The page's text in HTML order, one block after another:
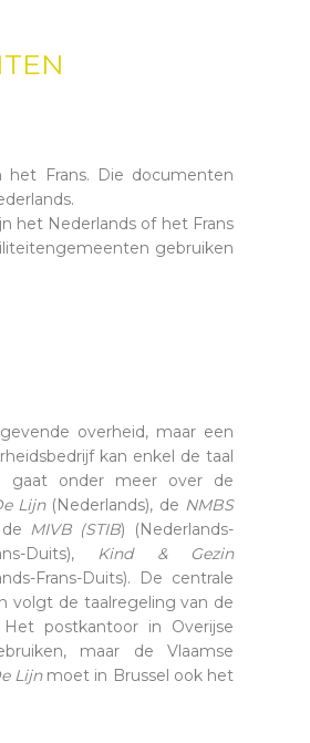
Frans. Die documenten
het Nederlands of het Frans
gebruiken
overheid, maar een
kan enkel de taal
gaat onder meer over de
Lijn(Nederlands), de NMBS
MIVB (STIB) (Nederlands-
Duits), Kind & Gezin
Frans-Duits). De centrale
volgt de taalregeling van de
postkantoor in Overijse
maar de Vlaamse
Lijnmoet in Brussel ook het